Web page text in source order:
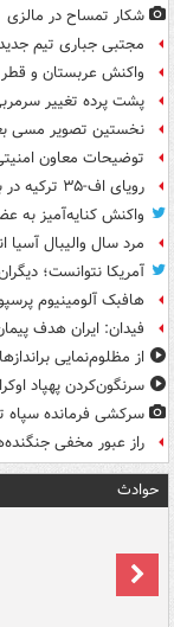
شکار تمساح در مالزی
مجتبی جباری تیم
واکنش عربستان و قطر
پشت پرده تغییر
نخستین تصویر مسی
توضیحات معاون
رویای اف-۳۵ ترکیه در بن‌بست
واکنش کنایه‌آمیز به
مرد سال والیبال آسیا
آمریکا نتوانست؛
هافبک آلومینیوم
فیدان: ایران هدف
از مظلوم‌نمایی
سرنگون‌کردن پهپاد
سرکشی فرمانده سپاه
راز عبور مخفی
حوادث